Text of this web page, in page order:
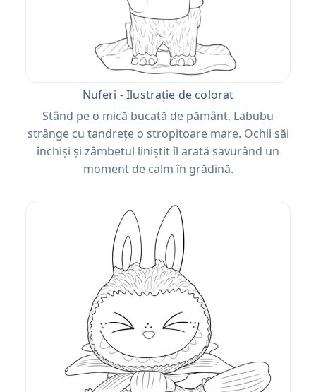
Nuferi - Ilustrație de colorat
Stând pe o mică bucată de pământ, Labubu
strânge cu tandrețe o stropitoare mare. Ochii săi
închiși și zâmbetul liniștit îl arată savurând un
moment de calm în grădină.